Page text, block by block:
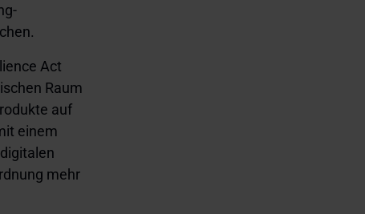
Act
Raum
auf
einem
mehr